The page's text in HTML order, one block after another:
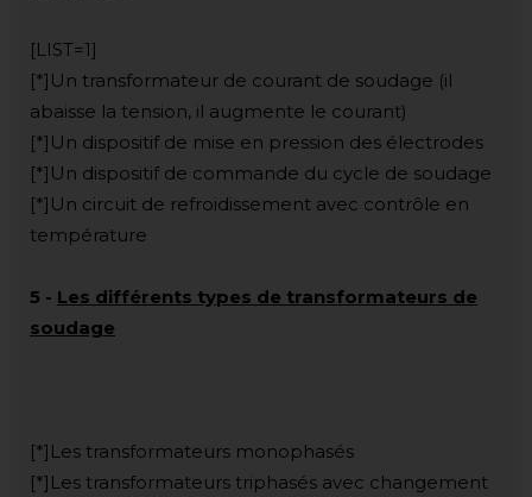
[LIST=1]
[*]Un transformateur de courant de soudage (il
abaisse la tension, il augmente le courant)
[*]Un dispositif de mise en pression des électrodes
[*]Un dispositif de commande du cycle de soudage
[*]Un circuit de refroidissement avec contrôle en
température
5 - Les différents types de transformateurs de
soudage
[*]Les transformateurs monophasés
[*]Les transformateurs triphasés avec changement